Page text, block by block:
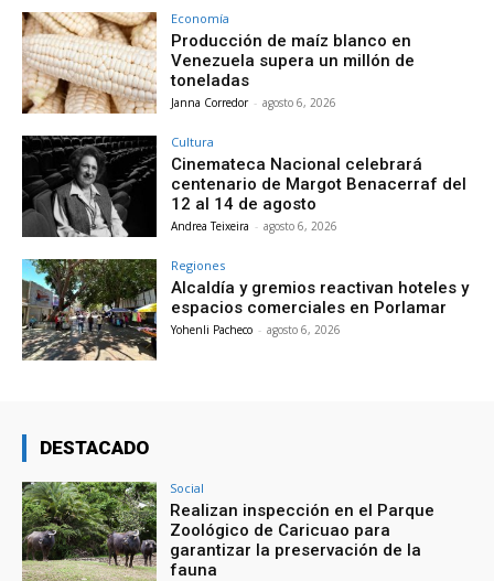
Economía
Producción de maíz blanco en
Venezuela supera un millón de
toneladas
Janna Corredor - agosto 6, 2026
Cultura
Cinemateca Nacional celebrará
centenario de Margot Benacerraf del
12 al 14 de agosto
Andrea Teixeira - agosto 6, 2026
Regiones
Alcaldía y gremios reactivan hoteles y
espacios comerciales en Porlamar
Yohenli Pacheco - agosto 6, 2026
DESTACADO
Social
Realizan inspección en el Parque
Zoológico de Caricuao para
garantizar la preservación de la
fauna